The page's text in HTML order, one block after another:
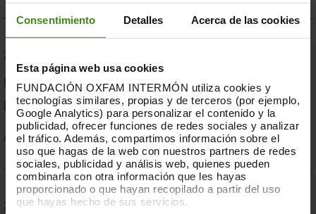
Consentimiento Detalles Acerca de las cookies
Esta página web usa cookies
FUNDACIÓN OXFAM INTERMÓN utiliza cookies y
tecnologías similares, propias y de terceros (por ejemplo,
Google Analytics) para personalizar el contenido y la
publicidad, ofrecer funciones de redes sociales y analizar
el tráfico. Además, compartimos información sobre el
uso que hagas de la web con nuestros partners de redes
sociales, publicidad y análisis web, quienes pueden
combinarla con otra información que les hayas
proporcionado o que hayan recopilado a partir del uso
que hayas hecho de sus servicios.
23.07.2019
Compromesos o complaents: una resposta fallida a
la crisi per sequera a la Banya d'Àfrica de 2019
Acció Humanitària-Resiliència i Mitjans de Vida
28.03.2019